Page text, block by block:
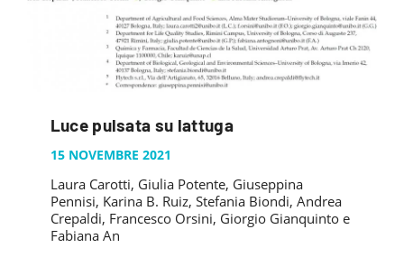
Luce pulsata su lattuga
15 NOVEMBRE 2021
Laura Carotti, Giulia Potente, Giuseppina
Pennisi, Karina B. Ruiz, Stefania Biondi, Andrea
Crepaldi, Francesco Orsini, Giorgio Gianquinto e
Fabiana An